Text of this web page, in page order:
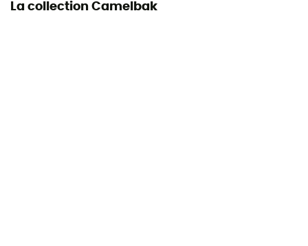
La collection Camelbak